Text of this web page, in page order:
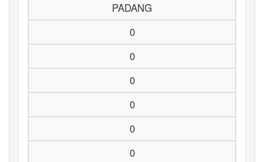
PADANG
0
0
0
0
0
0